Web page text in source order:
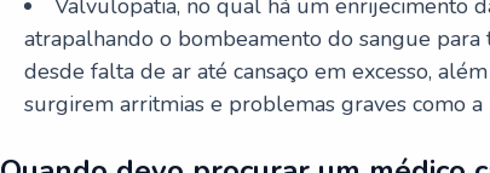
Valvulopatia, no qual há um enrijecimento
atrapalhando o bombeamento do sangue para
desde falta de ar até cansaço em excesso,
surgirem arritmias e problemas graves como a